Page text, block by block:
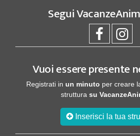
Segui
Vuoi essere presente
Registrati in un minuto per creare
struttura su
Inserisci la tua